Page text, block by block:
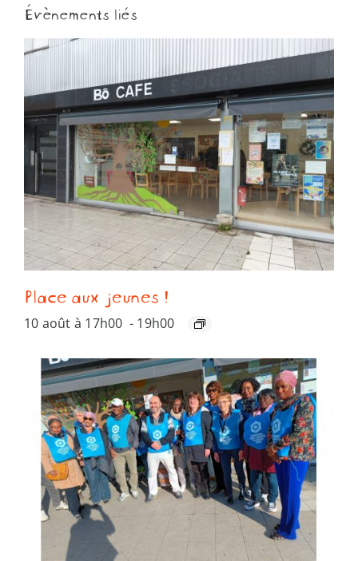
Évènements liés
Place aux jeunes !
10 août à 17h00 - 19h00